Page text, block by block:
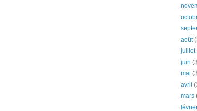
août
juillet
juin
mai
avril
mars